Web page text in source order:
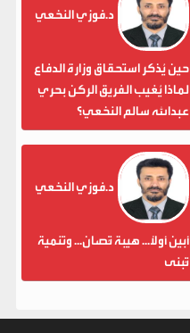
د.فوزي النخعي
حين يُذكر استحقاق وزارة الدفاع
لماذا يُغيب الفريق الركن بحري
عبدالله سالم النخعي؟
د.فوزي النخعي
أبين أولاً... هيبة تُصان... وتنمية
تُبنى